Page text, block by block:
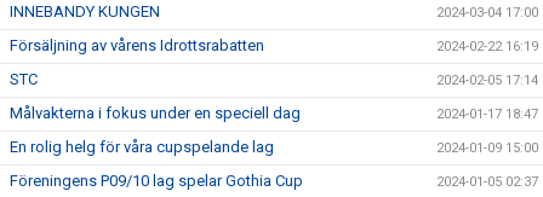
INNEBANDY KUNGEN 2024-03-04 17:00
Försäljning av vårens Idrottsrabatten 2024-02-22 16:19
STC 2024-02-05 17:14
Målvakterna i fokus under en speciell dag 2024-01-17 18:47
En rolig helg för våra cupspelande lag 2024-01-09 15:00
Föreningens P09/10 lag spelar Gothia Cup 2024-01-05 02:37